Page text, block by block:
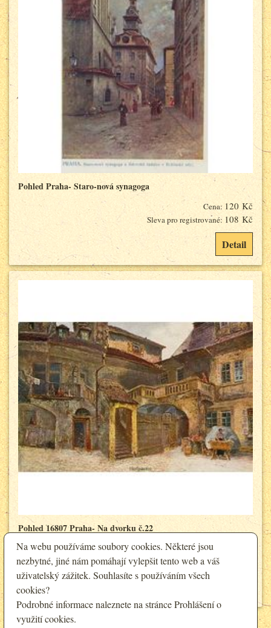
Pohled Praha- Staro-nová synagoga
Cena: 120 Kč
Sleva pro registrované: 108 Kč
Detail
Pohled 16807 Praha- Na dvorku č.22
Cena:
Sleva pro registrované:
1 >
Na webu používáme soubory cookies. Některé jsou
nezbytné, jiné nám pomáhají vylepšit tento web a váš
uživatelský zážitek. Souhlasíte s používáním všech
cookies?
Podrobné informace naleznete na stránceProhlášení o
využití cookies.